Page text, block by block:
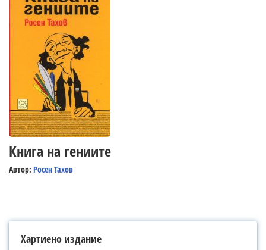
Книга на гениите
Автор: Росен Тахов
Хартиено издание